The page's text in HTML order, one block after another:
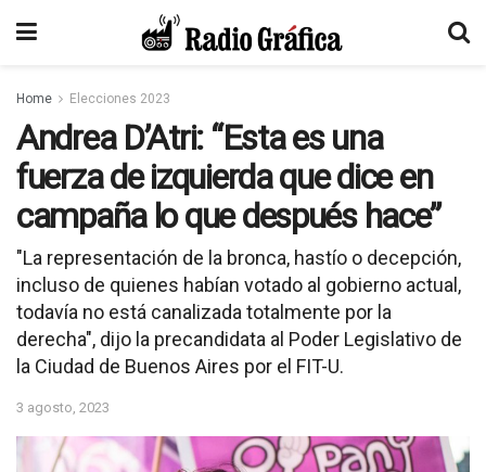
Home Elecciones 2023
Andrea D’Atri: “Esta es una
fuerza de izquierda que dice en
campaña lo que después hace”
"La representación de la bronca, hastío o decepción,
incluso de quienes habían votado al gobierno actual,
todavía no está canalizada totalmente por la
derecha", dijo la precandidata al Poder Legislativo de
la Ciudad de Buenos Aires por el FIT-U.
3 agosto, 2023